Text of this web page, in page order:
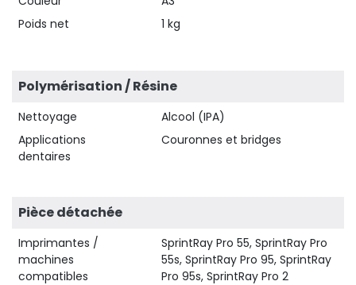
Poids net
1 kg
Polymérisation / Résine
Nettoyage
Alcool (IPA)
Applications
dentaires
Couronnes et bridges
Pièce détachée
Imprimantes /
machines
compatibles
SprintRay Pro 55, SprintRay Pro
55s, SprintRay Pro 95, SprintRay
Pro 95s, SprintRay Pro 2